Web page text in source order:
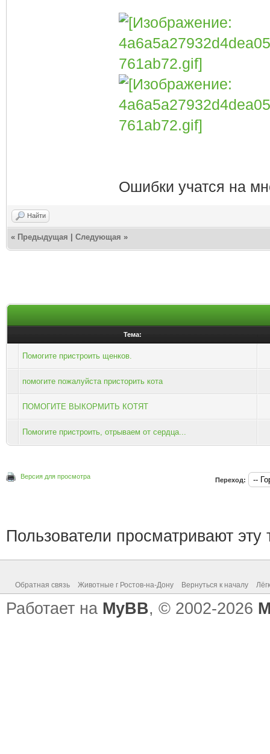
Ошибки учатся на
Найти
« Предыдущая Следующая »
Тема:
Помогите пристроить щенков.
помогите пожалуйста присторить кота
ПОМОГИТЕ ВЫКОРМИТЬ КОТЯТ
Помогите пристроить, отрываем от сердца...
Версия для просмотра Переход:
Пользователи просматривают эту
Обратная связь Животные г Ростов-на-Дону Вернуться к началу
Работает на MyBB, © 2002-2026